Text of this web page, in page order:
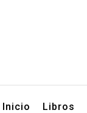
Inicio Libros